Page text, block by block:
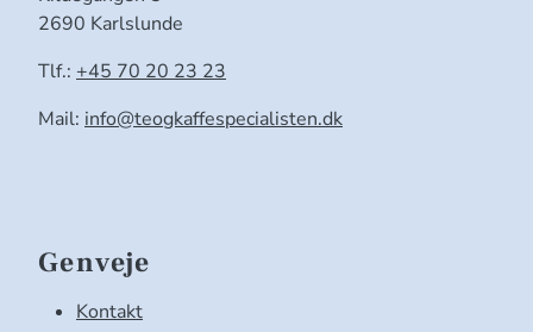
2690 Karlslunde
Tlf.: +45 70 20 23 23
Mail: info@teogkaffespecialisten.dk
Genveje
Kontakt